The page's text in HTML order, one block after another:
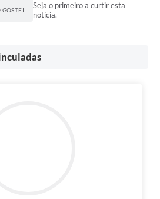
GOSTEI
Seja o primeiro a curtir esta
notícia.